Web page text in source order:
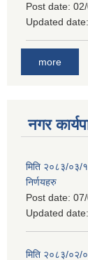
Post date:
Updated date:
more
नगर
मिति २०८३/०३/
निर्णयहरु
Post date:
Updated date:
मिति २०८३/०२/